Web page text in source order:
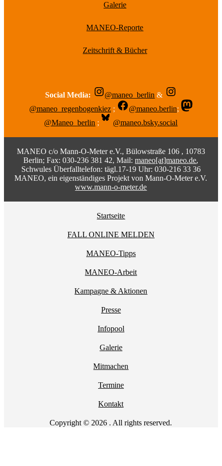
Galerie
MANEO-Reporte
Zeitschrift & Bücher
Social Media: @maneo_berlin &
@maneo_regenbogenkiez ; @maneo.berlin;
@Maneo_berlin ; @maneo.bsky.social
MANEO c/o Mann-O-Meter e.V., Bülowstraße 106 , 10783
Berlin; Fax: 030-236 381 42, Mail:maneo[at]maneo.de,
Schwules Überfalltelefon: tägl.17-19 Uhr: 030-216 33 36
MANEO, ein eigenständiges Projekt von Mann-O-Meter e.V.
www.mann-o-meter.de
Startseite
FALL ONLINE MELDEN
MANEO-Tipps
MANEO-Arbeit
Kampagne & Aktionen
Presse
Infopool
Galerie
Mitmachen
Termine
Kontakt
Copyright © 2026 . All rights reserved.